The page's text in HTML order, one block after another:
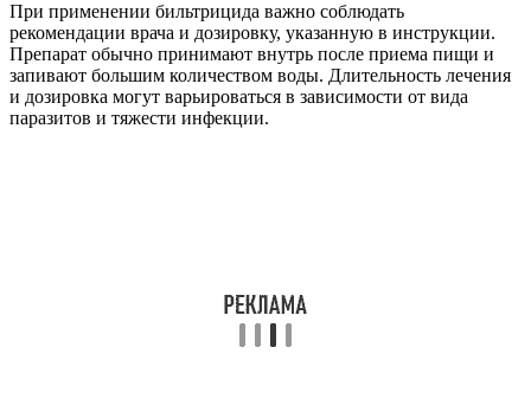
При применении бильтрицида важно соблюдать
рекомендации врача и дозировку, указанную в инструкции.
Препарат обычно принимают внутрь после приема пищи и
запивают большим количеством воды. Длительность лечения
и дозировка могут варьироваться в зависимости от вида
паразитов и тяжести инфекции.